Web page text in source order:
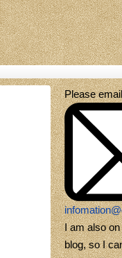
Please
I am also
blog, so I